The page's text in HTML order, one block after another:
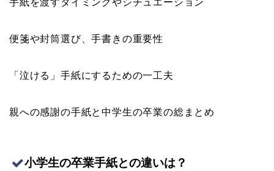
手紙を渡すタイミングやシチュエーション
便箋や封筒選び、手書きの重要性
「泣ける」手紙にするための一工夫
親への感謝の手紙と中学生の卒業の総まとめ
小学生の卒業手紙との違いは？